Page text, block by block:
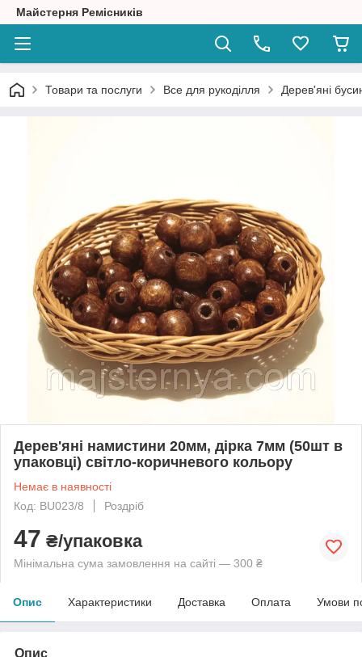
Майстерня Ремісників
Товари та послуги Все для рукоділля Дерев'яні
Дерев'яні намистини 20мм, дірка 7мм (50шт в
упаковці) світло-коричневого кольору
Немає в наявності
Код: BU023/8
Роздріб
47 ₴/упаковка
Мінімальна сума замовлення на сайті — 300 ₴
Опис Характеристики Доставка Оплата Умови
Опис